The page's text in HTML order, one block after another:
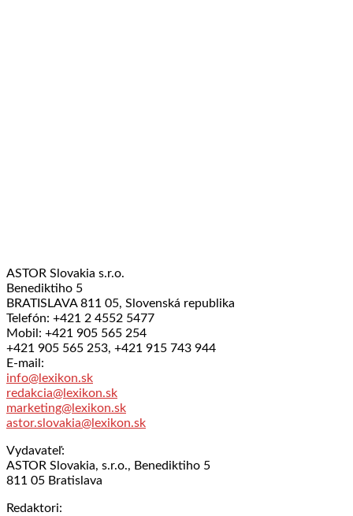
ASTOR Slovakia s.r.o.
Benediktiho 5
BRATISLAVA 811 05, Slovenská republika
Telefón: +421 2 4552 5477
Mobil: +421 905 565 254
+421 905 565 253, +421 915 743 944
E-mail:
info@lexikon.sk
redakcia@lexikon.sk
marketing@lexikon.sk
astor.slovakia@lexikon.sk
Vydavateľ:
ASTOR Slovakia, s.r.o., Benediktiho 5
811 05 Bratislava
Redaktori: